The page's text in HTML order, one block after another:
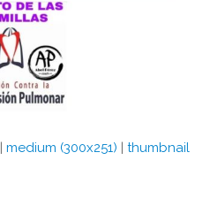
|medium (300x251) |thumbnail